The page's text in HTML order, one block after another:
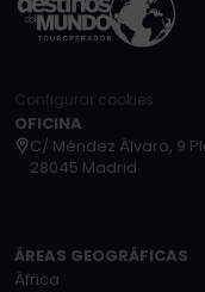
Configurar cookies
OFICINA
C/ Méndez Álvaro, 9
28045 Madrid
ÁREAS GEOGRÁFICAS
África